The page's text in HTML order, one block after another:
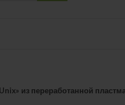
из переработанной